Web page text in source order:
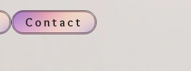
Contact